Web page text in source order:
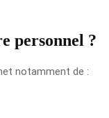
personnel ?
notamment de :